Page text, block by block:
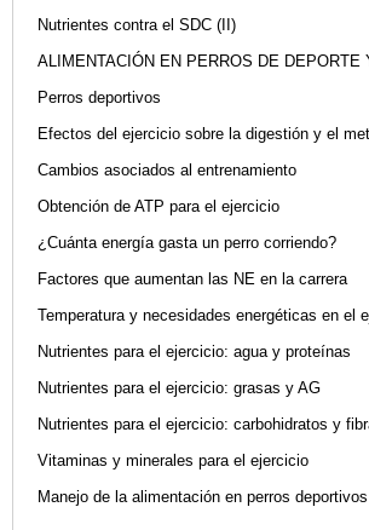
Nutrientes contra el SDC (II)
ALIMENTACIÓN EN PERROS DE DEPORTE
Perros deportivos
Efectos del ejercicio sobre la digestión y el
Cambios asociados al entrenamiento
Obtención de ATP para el ejercicio
¿Cuánta energía gasta un perro corriendo?
Factores que aumentan las NE en la carrera
Temperatura y necesidades energéticas en el
Nutrientes para el ejercicio: agua y proteínas
Nutrientes para el ejercicio: grasas y AG
Nutrientes para el ejercicio: carbohidratos y
Vitaminas y minerales para el ejercicio
Manejo de la alimentación en perros deportivos